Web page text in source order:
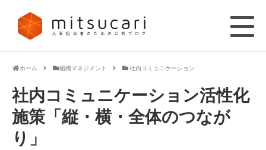
ホーム 組織マネジメント 社内コミュニケーション
社内コミュニケーション活性化
施策「縦・横・全体のつなが
り」